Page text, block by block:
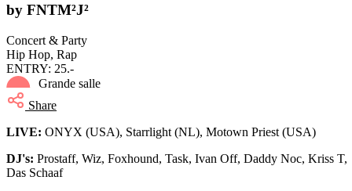
by FNTM²J²
Concert & Party
Hip Hop, Rap
ENTRY: 25.-
Grande salle
Share
LIVE: ONYX (USA), Starrlight (NL), Motown Priest (USA)
DJ's: Prostaff, Wiz, Foxhound, Task, Ivan Off, Daddy Noc, Kriss T,
Das Schaaf